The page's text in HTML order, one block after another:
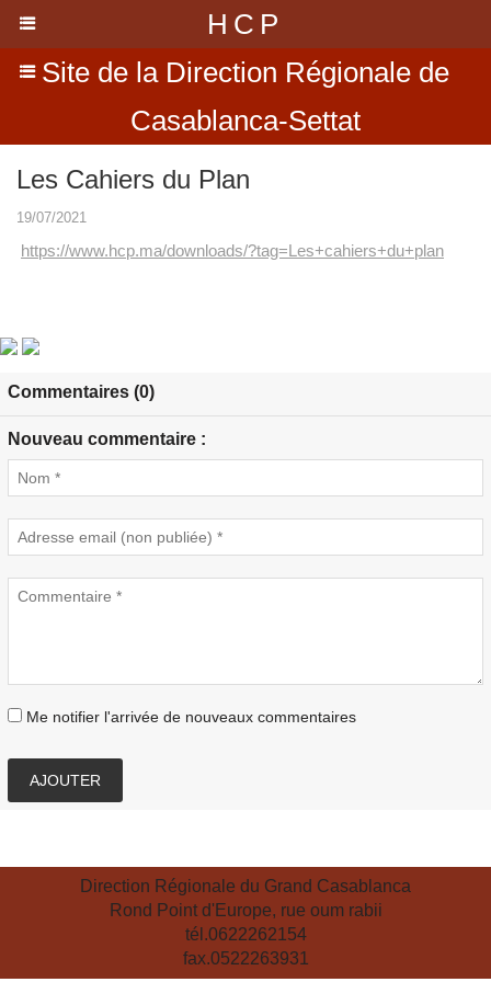
HCP
Site de la Direction Régionale de
Casablanca-Settat
Les Cahiers du Plan
19/07/2021
https://www.hcp.ma/downloads/?tag=Les+cahiers+du+plan
Commentaires (0)
Nouveau commentaire :
Me notifier l'arrivée de nouveaux commentaires
AJOUTER
Direction Régionale du Grand Casablanca
Rond Point d'Europe, rue oum rabii
tél.0622262154
fax.0522263931